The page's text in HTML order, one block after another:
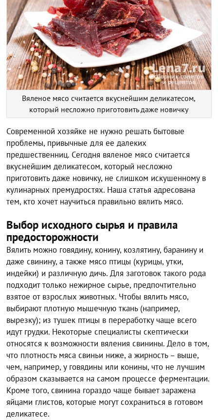
Вяленое мясо считается вкуснейшим деликатесом,
который несложно приготовить даже новичку
Современной хозяйке не нужно решать бытовые
проблемы, привычные для ее далеких
предшественниц. Сегодня вяленое мясо считается
вкуснейшим деликатесом, который несложно
приготовить даже новичку, не слишком искушенному в
кулинарных премудростях. Наша статья адресована
тем, кто хочет научиться правильно вялить мясо.
Выбор исходного сырья и правила
предосторожности
Вялить можно говядину, конину, козлятину, баранину и
даже свинину, а также мясо птицы (курицы, утки,
индейки) и различную дичь. Для заготовок такого рода
подходит только нежирное сырье, предпочтительно
взятое от взрослых животных. Чтобы вялить мясо,
выбирают плотную мышечную ткань (например,
вырезку); из тушек птицы в переработку чаще всего
идут грудки. Некоторые специалисты скептически
относятся к возможности вяления свинины. Дело в том,
что плотность мяса свиньи ниже, а жирность – выше,
чем, например, у говядины или конины, что не лучшим
образом сказывается на самом процессе ферментации.
Кроме того, свинина гораздо чаще бывает заражена
яйцами глистов, которые могут сохраниться в готовом
деликатесе.